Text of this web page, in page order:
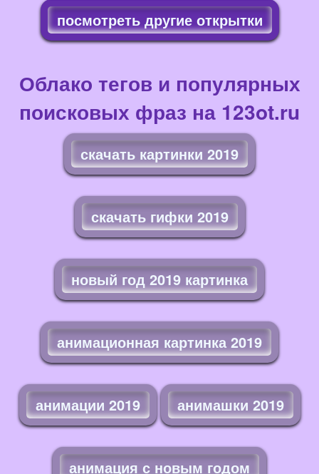
посмотреть другие открытки
Облако тегов и популярных
поисковых фраз на 123ot.ru
скачать картинки 2019
скачать гифки 2019
новый год 2019 картинка
анимационная картинка 2019
анимации 2019 анимашки 2019
анимация с новым годом